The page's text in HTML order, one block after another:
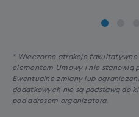
* Wieczorne atrakcje fakultatywne
elementem Umowy i nie stanowią
Ewentualne zmiany lub
dodatkowych nie są podstawą do
pod adresem organizatora.